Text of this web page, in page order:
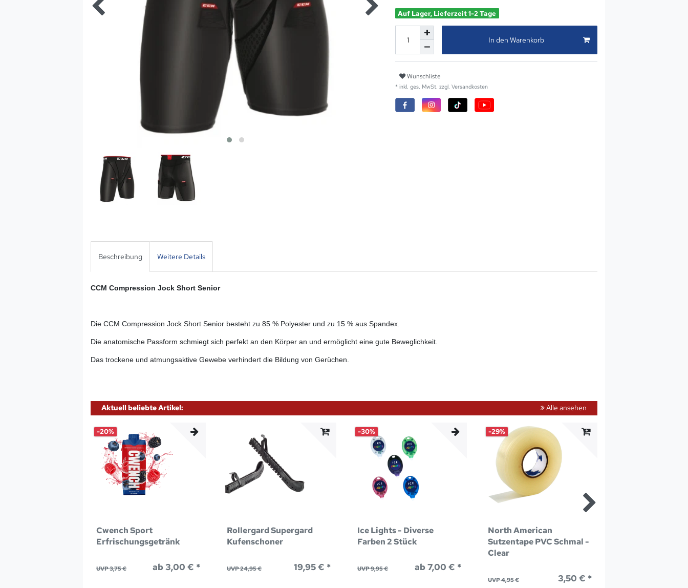
Auf Lager, Lieferzeit 1-2 Tage
In den Warenkorb
Wunschliste
* inkl. ges. MwSt. zzgl. Versandkosten
Beschreibung Weitere Details
CCM Compression Jock Short Senior
Die CCM Compression Jock Short Senior besteht zu 85 % Polyester und zu 15 % aus Spandex.
Die anatomische Passform schmiegt sich perfekt an den Körper an und ermöglicht eine gute Beweglichkeit.
Das trockene und atmungsaktive Gewebe verhindert die Bildung von Gerüchen.
Aktuell beliebte Artikel: Alle ansehen
-20%
Cwench Sport
Erfrischungsgetränk
UVP 3,75 € ab 3,00 € *
Rollergard Supergard
Kufenschoner
UVP 24,95 € 19,95 € *
-30%
Ice Lights - Diverse
Farben 2 Stück
UVP 9,95 € ab 7,00 € *
-29%
North American
Sutzentape PVC Schmal -
Clear
UVP 4,95 € 3,50 € *